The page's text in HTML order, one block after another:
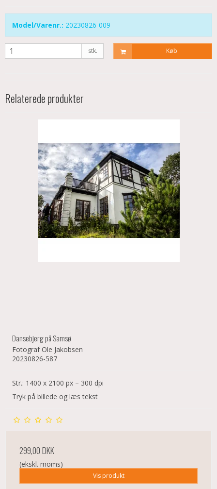
Model/Varenr.: 20230826-009
stk. Køb
Relaterede produkter
Dansebjerg på Samsø
Fotograf Ole Jakobsen
20230826-587
Str.: 1400 x 2100 px – 300 dpi
Tryk på billede og læs tekst
299,00 DKK
(ekskl. moms)
Vis produkt